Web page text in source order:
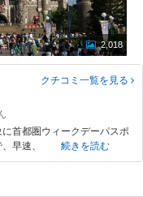
2,018
クチコミ一覧を見る
首都圏ウィークデーパスポ
早速、
続きを読む